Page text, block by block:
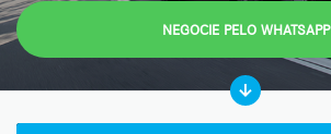
NEGOCIE PELO WHATSAPP